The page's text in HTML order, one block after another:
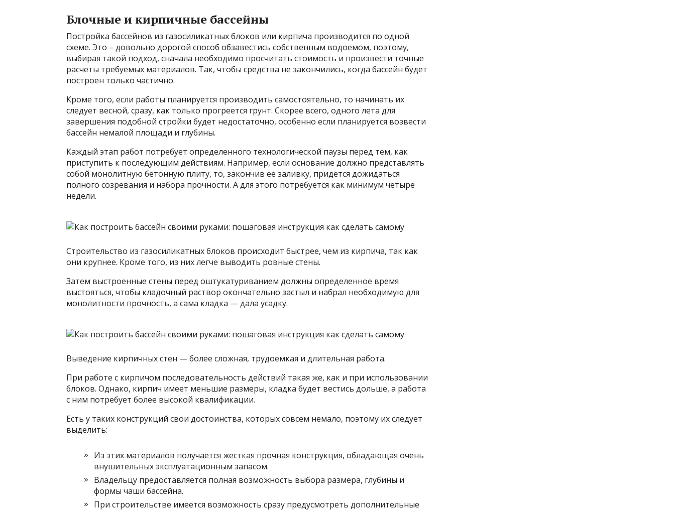
Блочные и кирпичные бассейны
Постройка бассейнов из газосиликатных блоков или кирпича производится по одной
схеме. Это – довольно дорогой способ обзавестись собственным водоемом, поэтому,
выбирая такой подход, сначала необходимо просчитать стоимость и произвести точные
расчеты требуемых материалов. Так, чтобы средства не закончились, когда бассейн будет
построен только частично.
Кроме того, если работы планируется производить самостоятельно, то начинать их
следует весной, сразу, как только прогреется грунт. Скорее всего, одного лета для
завершения подобной стройки будет недостаточно, особенно если планируется возвести
бассейн немалой площади и глубины.
Каждый этап работ потребует определенного технологической паузы перед тем, как
приступить к последующим действиям. Например, если основание должно представлять
собой монолитную бетонную плиту, то, закончив ее заливку, придется дожидаться
полного созревания и набора прочности. А для этого потребуется как минимум четыре
недели.
Строительство из газосиликатных блоков происходит быстрее, чем из кирпича, так как
они крупнее. Кроме того, из них легче выводить ровные стены.
Затем выстроенные стены перед оштукатуриванием должны определенное время
выстояться, чтобы кладочный раствор окончательно застыл и набрал необходимую для
монолитности прочность, а сама кладка — дала усадку.
Выведение кирпичных стен — более сложная, трудоемкая и длительная работа.
При работе с кирпичом последовательность действий такая же, как и при использовании
блоков. Однако, кирпич имеет меньшие размеры, кладка будет вестись дольше, а работа
с ним потребует более высокой квалификации.
Есть у таких конструкций свои достоинства, которых совсем немало, поэтому их следует
выделить:
Из этих материалов получается жесткая прочная конструкция, обладающая очень
внушительных эксплуатационным запасом.
Владельцу предоставляется полная возможность выбора размера, глубины и
формы чаши бассейна.
При строительстве имеется возможность сразу предусмотреть дополнительные